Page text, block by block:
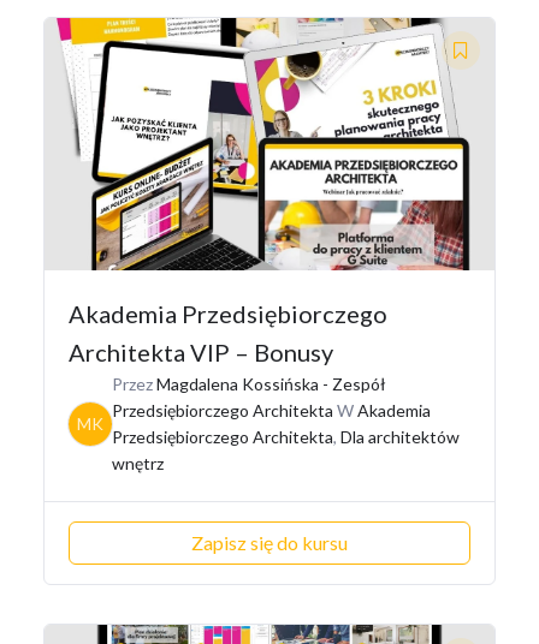
Akademia Przedsiębiorczego
Architekta VIP – Bonusy
MK
PrzezMagdalena Kossińska - Zespół
Przedsiębiorczego Architekta WAkademia
Przedsiębiorczego Architekta, Dla architektów
wnętrz
Zapisz się do kursu